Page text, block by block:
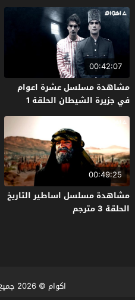
00:42:07
مشاهدة مسلسل عشرة اعوام
في جزيرة الشيطان الحلقة 1
مترجم
00:49:25
مشاهدة مسلسل اساطير التاريخ
الحلقة 3 مترجم
اكوام © 2026 جميع الحقوق محفوظة.